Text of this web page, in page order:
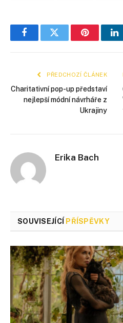
FacebookTwitter Pinterest
PŘEDCHOZÍ ČLÁNEK
Charitativní pop-up představí
nejlepší módní návrháře z
Ukrajiny
Erika Bach
SOUVISEJÍCÍ PŘÍSPĚVKY